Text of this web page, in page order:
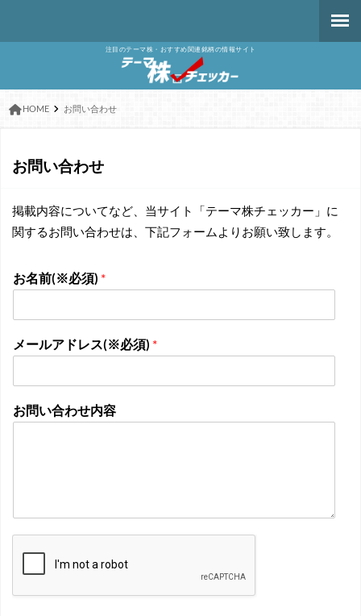
注目のテーマ株・おすすめ関連銘柄の情報サイト
HOME お問い合わせ
お問い合わせ
掲載内容についてなど、当サイト「テーマ株チェッカー」に
関するお問い合わせは、下記フォームよりお願い致します。
お名前(※必須) *
メールアドレス(※必須) *
お問い合わせ内容